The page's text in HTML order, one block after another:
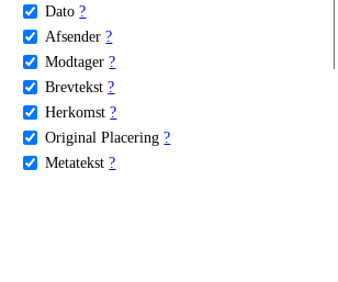
Dato ?
Afsender ?
Modtager ?
Brevtekst ?
Herkomst ?
Original Placering ?
Metatekst ?